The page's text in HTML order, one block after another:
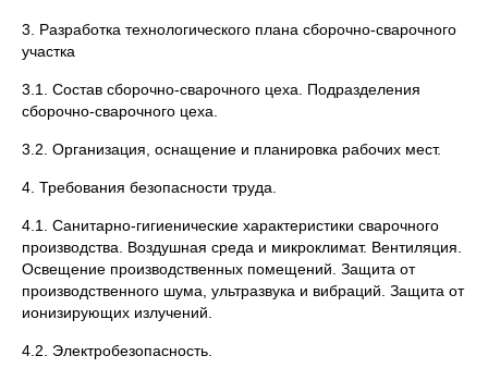
3. Разработка технологического плана сборочно-сварочного
участка
3.1. Состав сборочно-сварочного цеха. Подразделения
сборочно-сварочного цеха.
3.2. Организация, оснащение и планировка рабочих мест.
4. Требования безопасности труда.
4.1. Санитарно-гигиенические характеристики сварочного
производства. Воздушная среда и микроклимат. Вентиляция.
Освещение производственных помещений. Защита от
производственного шума, ультразвука и вибраций. Защита от
ионизирующих излучений.
4.2. Электробезопасность.